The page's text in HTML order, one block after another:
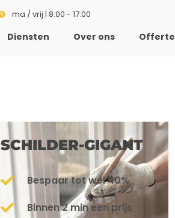
ma / vrij | 8:00 - 17:00
Diensten Over ons Offerte
SCHILDER-GIGANT
Bespaar tot wel 40%
Binnen 2 min een prijs